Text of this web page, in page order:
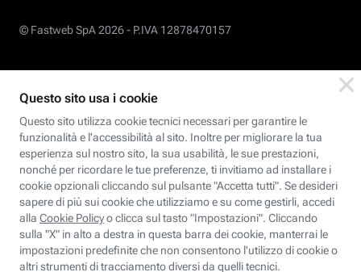
© Fastweb SpA 2026 - P.IVA 12878470157